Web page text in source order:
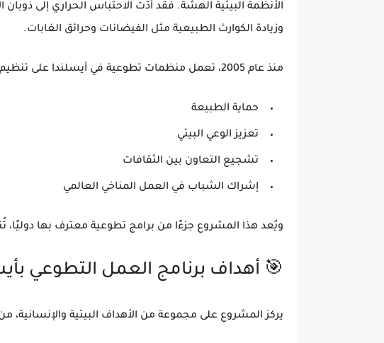
الأنظمة البيئية الهشة. فقد أدّت الاحتباس الحراري إلى ذوبان
وزيادة الكوارث الطبيعية مثل الفيضانات وحرائق الغابات.
منذ عام 2005، تعمل منظمات تطوعية في أيسلندا على تنظيم
حماية الطبيعة
تعزيز الوعي البيئي
تشجيع التعاون بين الثقافات
إشراك الشباب في العمل المناخي العالمي
ويُعد هذا المشروع جزءًا من برامج تطوعية معترف بها دوليًا،
🎯 أهداف برنامج العمل التطوعي
يركز المشروع على مجموعة من الأهداف البيئية والإنسانية، من